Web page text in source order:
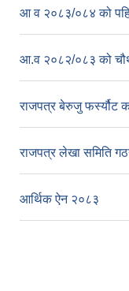
आ व २०८३/०८४ को
आ.व २०८२/०८३ को
राजपत्र बेरुजु फर्स्यौट
राजपत्र लेखा समिति
आर्थिक ऐन २०८३